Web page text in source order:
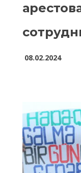
08.02.2024